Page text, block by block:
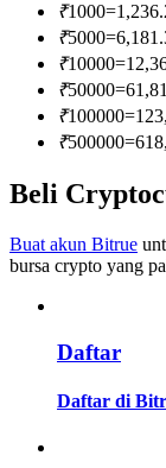
Analisis data
Memandu
₹1000=
₹5000=
₹10000=
₹50000=
₹100000=
₹500000=
Beli
Buat akun Bitrue
bursa crypto yang
Daftar
Daftar di